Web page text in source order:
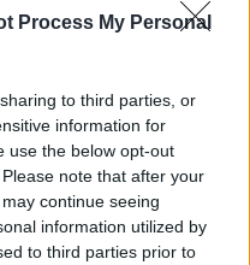
Process My Personal
to third parties, or
information for
use the below opt-out
note that after your
continue seeing
information utilized by
to third parties prior to
causa degli eventi meteo
per i pescherecci
una situazione che ormai
mesi.
, anche l'ultima
è che noi dal 19 Ottobre
meteo sono estreme,
più piccole non vanno in